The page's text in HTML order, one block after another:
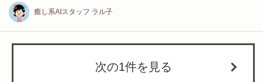
癒し系AIスタッフ ラル子
次の1件を見る